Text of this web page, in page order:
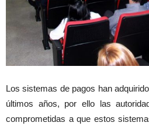
Los sistemas de pagos han
últimos años, por ello las
comprometidas a que estos